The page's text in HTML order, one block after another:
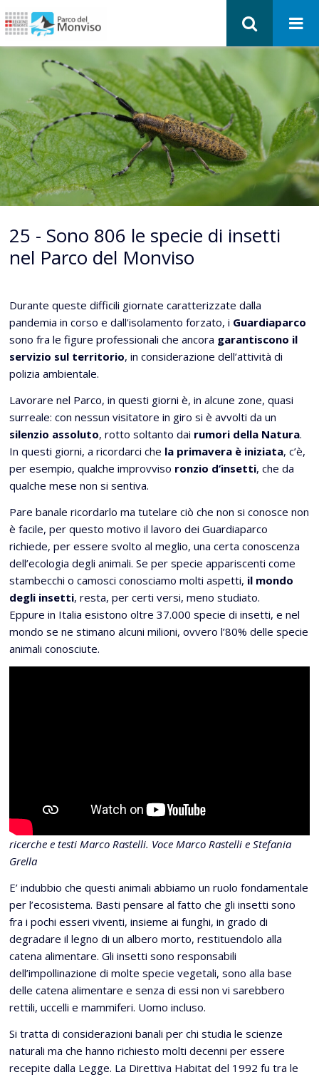
25 - Sono 806 le specie di insetti
nel Parco del Monviso
Durante queste difficili giornate caratterizzate dalla
pandemia in corso e dall'isolamento forzato, i Guardiaparco
sono fra le figure professionali che ancora garantiscono il
servizio sul territorio, in considerazione dell’attività di
polizia ambientale.
Lavorare nel Parco, in questi giorni è, in alcune zone, quasi
surreale: con nessun visitatore in giro si è avvolti da un
silenzio assoluto, rotto soltanto dai rumori della Natura.
In questi giorni, a ricordarci che la primavera è iniziata, c’è,
per esempio, qualche improvviso ronzio d’insetti, che da
qualche mese non si sentiva.
Pare banale ricordarlo ma tutelare ciò che non si conosce non
è facile, per questo motivo il lavoro dei Guardiaparco
richiede, per essere svolto al meglio, una certa conoscenza
dell’ecologia degli animali. Se per specie appariscenti come
stambecchi o camosci conosciamo molti aspetti, il mondo
degli insetti, resta, per certi versi, meno studiato.
Eppure in Italia esistono oltre 37.000 specie di insetti, e nel
mondo se ne stimano alcuni milioni, ovvero l’80% delle specie
animali conosciute.
ricerche e testi Marco Rastelli. Voce Marco Rastelli e Stefania
Grella
E’ indubbio che questi animali abbiamo un ruolo fondamentale
per l’ecosistema. Basti pensare al fatto che gli insetti sono
fra i pochi esseri viventi, insieme ai funghi, in grado di
degradare il legno di un albero morto, restituendolo alla
catena alimentare. Gli insetti sono responsabili
dell’impollinazione di molte specie vegetali, sono alla base
delle catena alimentare e senza di essi non vi sarebbero
rettili, uccelli e mammiferi. Uomo incluso.
Si tratta di considerazioni banali per chi studia le scienze
naturali ma che hanno richiesto molti decenni per essere
recepite dalla Legge. La Direttiva Habitat del 1992 fu tra le